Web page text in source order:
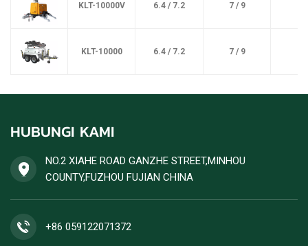
KLT-10000V 6.4 / 7.2 7 / 9
KLT-10000 6.4 / 7.2 7 / 9
HUBUNGI KAMI
NO.2 XIAHE ROAD GANZHE STREET,MINHOU
COUNTY,FUZHOU FUJIAN CHINA
+86 059122071372